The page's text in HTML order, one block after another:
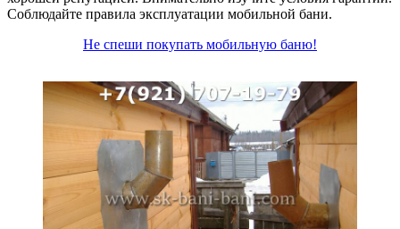
Соблюдайте правила эксплуатации мобильной бани.
Не спеши покупать мобильную баню!